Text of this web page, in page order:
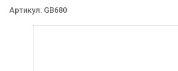
Артикул: GB680